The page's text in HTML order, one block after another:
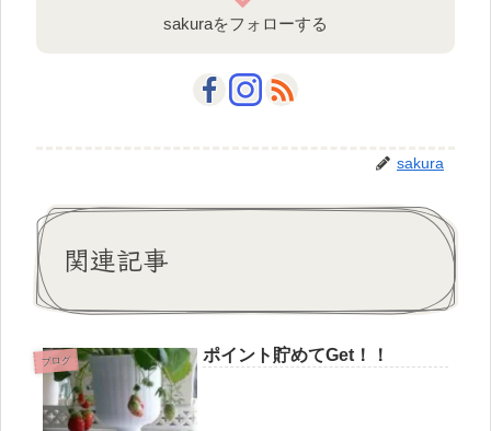
sakuraをフォローする
sakura
関連記事
ブログ ポイント貯めてGet！！